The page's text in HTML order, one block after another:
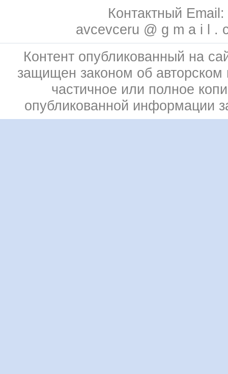
Контактный Email:
avcevceru @ g m a i l .
Контент опубликованный на
защищен законом об
частичное или полное
опубликованной информации